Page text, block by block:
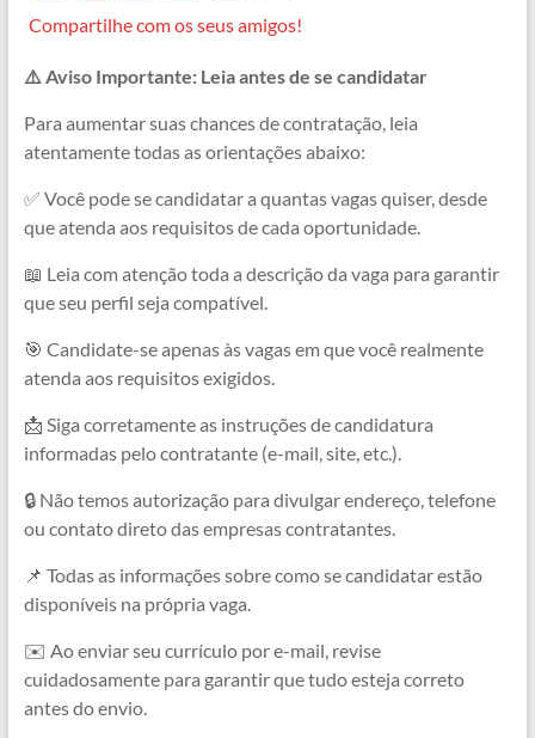
e
b
o
o
k
t
s
A
p
p
e
g
r
a
m
s
e
n
g
e
e
a
d
s
y
L
i
n
k
Compartilhe com os seus amigos!
⚠️ Aviso Importante: Leia antes de se candidatar
Para aumentar suas chances de contratação, leia
atentamente todas as orientações abaixo:
✅ Você pode se candidatar a quantas vagas quiser, desde
que atenda aos requisitos de cada oportunidade.
📖 Leia com atenção toda a descrição da vaga para garantir
que seu perfil seja compatível.
🎯 Candidate-se apenas às vagas em que você realmente
atenda aos requisitos exigidos.
📩 Siga corretamente as instruções de candidatura
informadas pelo contratante (e-mail, site, etc.).
🔒 Não temos autorização para divulgar endereço, telefone
ou contato direto das empresas contratantes.
📌 Todas as informações sobre como se candidatar estão
disponíveis na própria vaga.
✉️ Ao enviar seu currículo por e-mail, revise
cuidadosamente para garantir que tudo esteja correto
antes do envio.